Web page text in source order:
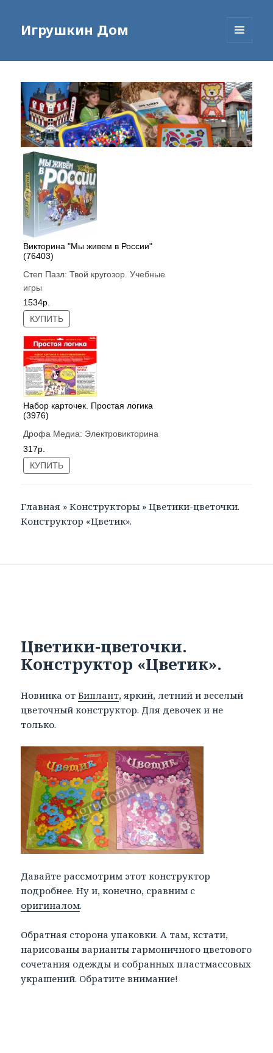
Игрушкин Дом
Викторина "Мы живем в России"
(76403)
Степ Пазл:Твой кругозор. Учебные
игры
1534р.
КУПИТЬ
Набор карточек. Простая логика
(3976)
Дрофа Медиа: Электровикторина
317р.
КУПИТЬ
Главная »Конструкторы »Цветики-цветочки.
Конструктор «Цветик».
Цветики-цветочки.
Конструктор «Цветик».
Новинка отБиплант, яркий, летний и веселый
цветочный конструктор. Для девочек и не
только.
Давайте рассмотрим этот конструктор
подробнее. Ну и, конечно, сравним с
оригиналом.
Обратная сторона упаковки. А там, кстати,
нарисованы варианты гармоничного цветового
сочетания одежды и собранных пластмассовых
украшений. Обратите внимание!